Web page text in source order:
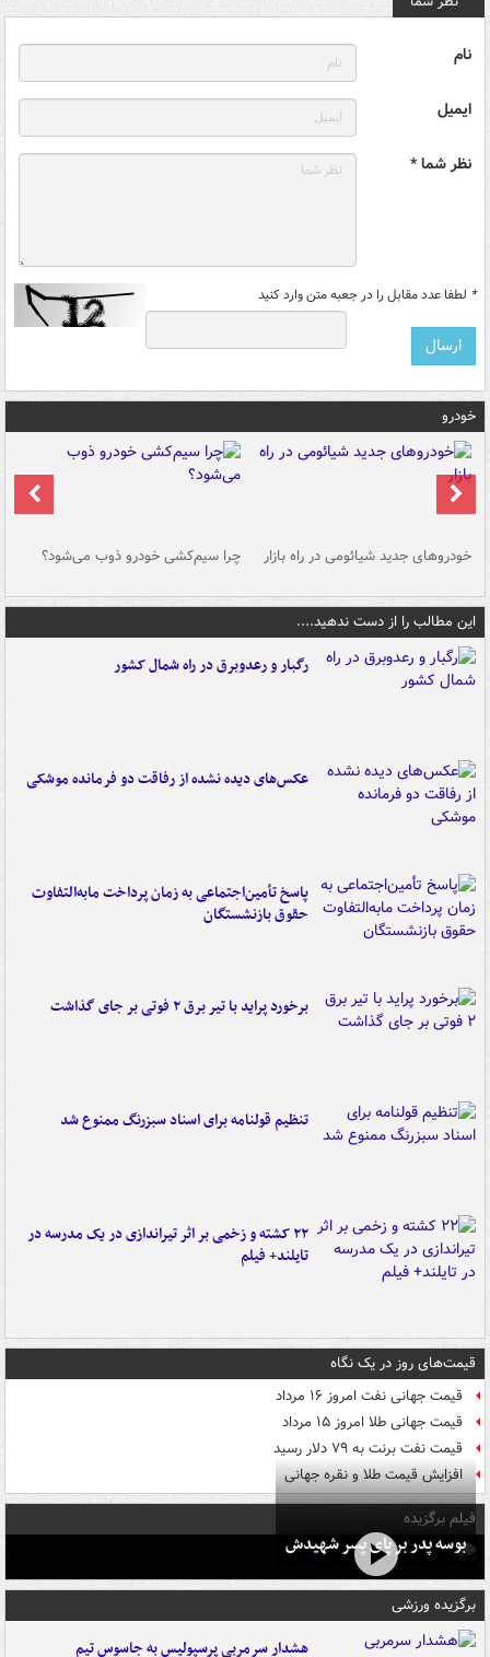
نام
ایمیل
نظر شما *
* لطفا عدد مقابل را در جعبه متن وارد کنید
خودرو
خودروهای جدید شیائومی در راه بازار چرا سیم‌کشی خودرو ذوب می‌شود؟
این مطالب را از دست ندهید....
رگبار و رعدوبرق در راه شمال کشور
عکس‌های دیده نشده از رفاقت دو فرمانده‌ موشکی
پاسخ تأمین‌اجتماعی به زمان پرداخت مابه‌التفاوت
حقوق بازنشستگان
برخورد پراید با تیر برق ۲ فوتی بر جای گذاشت
تنظیم قولنامه برای اسناد سبزرنگ ممنوع شد
۲۲ کشته و زخمی بر اثر تیراندازی در یک مدرسه در
تایلند+ فیلم
قیمت‌های روز در یک نگاه
قیمت جهانی نفت امروز ۱۶ مرداد
قیمت جهانی طلا امروز ۱۵ مرداد
قیمت نفت برنت به ۷۹ دلار رسید
افزایش قیمت طلا و نقره جهانی
فیلم برگزیده
بوسه‌ پدر بر پای پسر شهیدش
برگزیده ورزشی
هشدار سرمربی پرسپولیس به جاسوس تیم